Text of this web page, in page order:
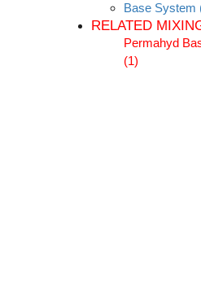
Base System
RELATED
Permahyd
(1)